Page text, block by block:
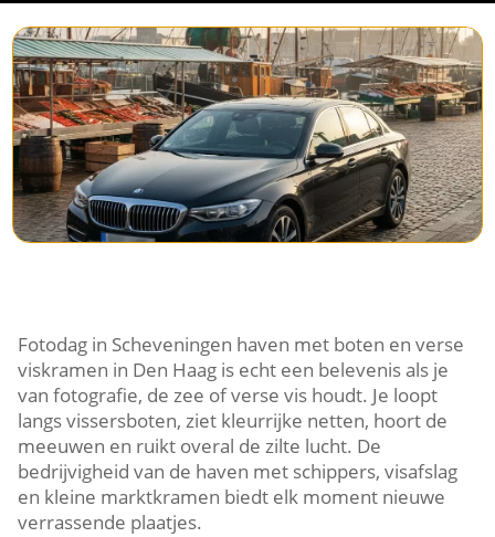
Fotodag in Scheveningen haven met boten en verse
viskramen in Den Haag is echt een belevenis als je
van fotografie, de zee of verse vis houdt.​ Je loopt
langs vissersboten, ziet kleurrijke netten, hoort de
meeuwen en ruikt overal de zilte lucht.​ De
bedrijvigheid van de haven met schippers, visafslag
en kleine marktkramen biedt elk moment nieuwe
verrassende plaatjes.​